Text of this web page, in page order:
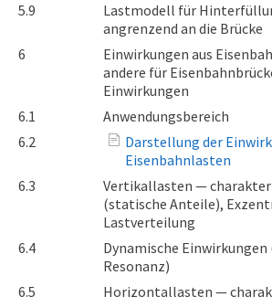
5.9
Lastmodell für
angrenzend an die Brücke
6
Einwirkungen aus
andere für
Einwirkungen
6.1
Anwendungsbereich
6.2
Darstellung der
Eisenbahnlasten
6.3
Vertikallasten —
(statische Anteile),
Lastverteilung
6.4
Dynamische
Resonanz)
6.5
Horizontallasten —